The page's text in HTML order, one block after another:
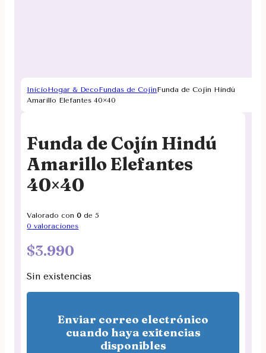
InicioHogar & DecoFundas de CojínFunda de Cojín Hindú
Amarillo Elefantes 40×40
Funda de Cojín Hindú
Amarillo Elefantes
40×40
Valorado con0 de 5
0 valoraciones
$3.990
Sin existencias
Enviar correo electrónico
cuando haya exitencias
disponibles